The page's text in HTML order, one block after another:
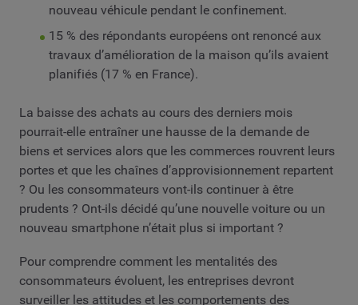
nouveau véhicule pendant le confinement.
15 % des répondants européens ont renoncé aux
travaux d’amélioration de la maison qu’ils avaient
planifiés (17 % en France).
La baisse des achats au cours des derniers mois
pourrait-elle entraîner une hausse de la demande de
biens et services alors que les commerces rouvrent leurs
portes et que les chaînes d’approvisionnement repartent
? Ou les consommateurs vont-ils continuer à être
prudents ? Ont-ils décidé qu’une nouvelle voiture ou un
nouveau smartphone n’était plus si important ?
Pour comprendre comment les mentalités des
consommateurs évoluent, les entreprises devront
surveiller les attitudes et les comportements des